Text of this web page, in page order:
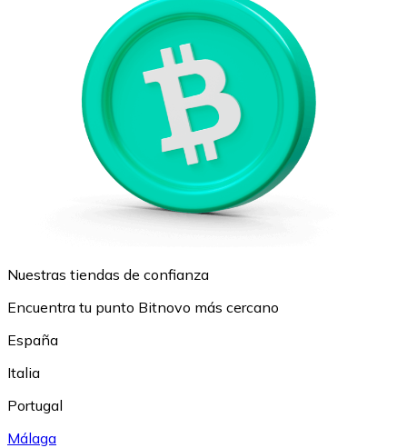
Nuestras tiendas de confianza
Encuentra tu punto Bitnovo más cercano
España
Italia
Portugal
Málaga